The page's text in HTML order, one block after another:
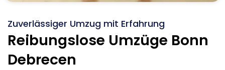
Zuverlässiger Umzug mit Erfahrung
Reibungslose Umzüge Bonn
Debrecen